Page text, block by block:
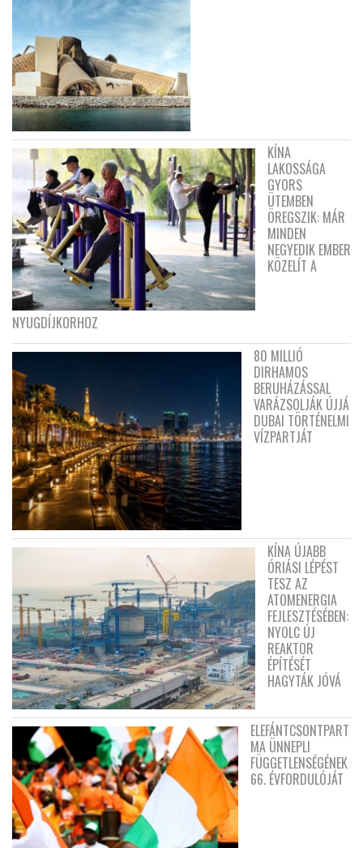
KÍNA
LAKOSSÁGA
GYORS
ÜTEMBEN
ÖREGSZIK: MÁR
MINDEN
NEGYEDIK EMBER
KÖZELÍT A
NYUGDÍJKORHOZ
80 MILLIÓ
DIRHAMOS
BERUHÁZÁSSAL
VARÁZSOLJÁK ÚJJÁ
DUBAI TÖRTÉNELMI
VÍZPARTJÁT
KÍNA ÚJABB
ÓRIÁSI LÉPÉST
TESZ AZ
ATOMENERGIA
FEJLESZTÉSÉBEN:
NYOLC ÚJ
REAKTOR
ÉPÍTÉSÉT
HAGYTÁK JÓVÁ
ELEFÁNTCSONTPART
MA ÜNNEPLI
FÜGGETLENSÉGÉNEK
66. ÉVFORDULÓJÁT